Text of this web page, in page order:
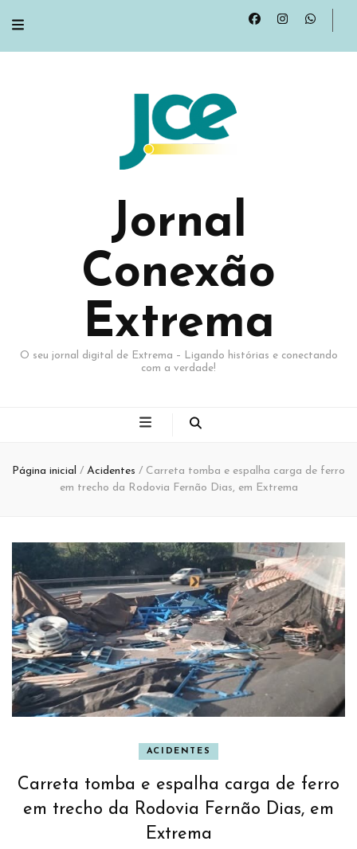
Jornal
Conexão
Extrema
O seu jornal digital de Extrema – Ligando histórias e conectando
com a verdade!
Página inicial / Acidentes / Carreta tomba e espalha carga de ferro
em trecho da Rodovia Fernão Dias, em Extrema
ACIDENTES
Carreta tomba e espalha carga de ferro
em trecho da Rodovia Fernão Dias, em
Extrema